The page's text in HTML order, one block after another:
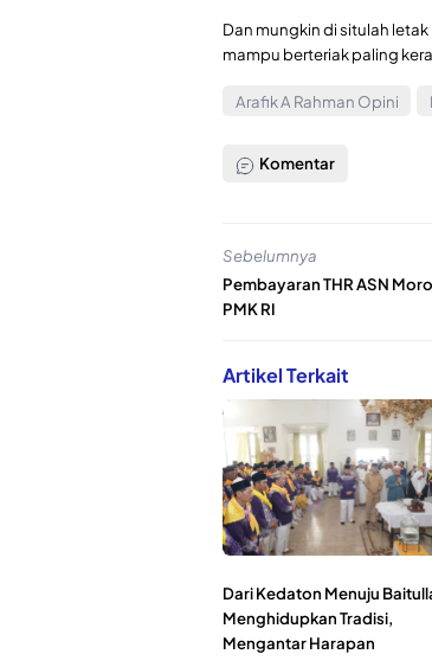
Dan mungkin di situlah
mampu berteriak paling
Arafik A Rahman Opini
Komentar
Sebelumnya
Pembayaran THR ASN
PMK RI
Artikel Terkait
Dari Kedaton Menuju
Menghidupkan Tradisi,
Mengantar Harapan